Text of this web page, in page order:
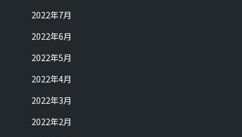
2022年7月
2022年6月
2022年5月
2022年4月
2022年3月
2022年2月